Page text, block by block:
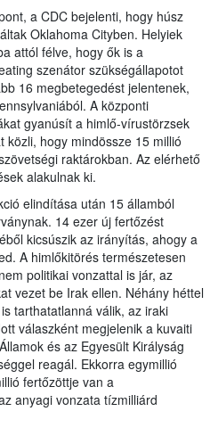
a CDC bejelenti, hogy húsz
Oklahoma Cityben. Helyiek
attól félve, hogy ők is a
szenátor szükségállapotot
16 megbetegedést jelentenek,
A központi
gyanúsít a himlő-vírustörzsek
közli, hogy mindössze 15 millió
raktárokban. Az elérhető
alakulnak ki.
elindítása után 15 államból
14 ezer új fertőzést
kicsúszik az irányítás, ahogy a
A himlőkitörés természetesen
politikai vonzattal is jár, az
vezet be Irak ellen. Néhány héttel
tarthatatlanná válik, az iraki
válaszként megjelenik a kuvaiti
és az Egyesült Királyság
reagál. Ekkorra egymillió
fertőzöttje van a
anyagi vonzata tízmilliárd